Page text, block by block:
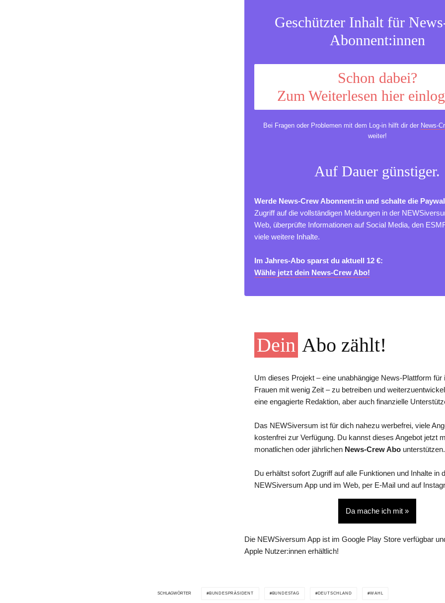
Geschützter Inhalt für
Abonnent:innen
Schon dabei?
Zum Weiterlesen hier
Bei Fragen oder Problemen mit dem Log-in hilft dir der News-
weiter!
Auf Dauer günstiger.
Werde News-Crew Abonnent:in und schalte die
Zugriff auf die vollständigen Meldungen in der
Web, überprüfte Informationen auf Social Media, den
viele weitere Inhalte.
Im Jahres-Abo sparst du aktuell 12 €:
Wähle jetzt dein News-Crew Abo!
Dein Abo zählt!
Um dieses Projekt – eine unabhängige News-Plattform für
Frauen mit wenig Zeit – zu betreiben und
eine engagierte Redaktion, aber auch finanzielle
Das NEWSiversum ist für dich nahezu werbefrei, viele
kostenfrei zur Verfügung. Du kannst dieses Angebot jetzt
monatlichen oder jährlichen News-Crew Abo unterstützen.
Du erhältst sofort Zugriff auf alle Funktionen und Inhalte in
NEWSiversum App und im Web, per E-Mail und auf
Da mache ich mit »
Die NEWSiversum App ist im Google Play Store verfügbar
Apple Nutzer:innen erhältlich!
SCHLAGWÖRTER BUNDESPRÄSIDENT BUNDESTAG DEUTSCHLAND WAHL